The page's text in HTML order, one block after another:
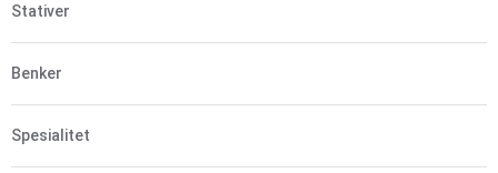
Stativer
Benker
Spesialitet